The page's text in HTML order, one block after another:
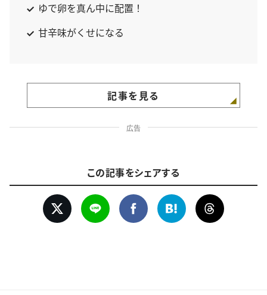
ゆで卵を真ん中に配置！
甘辛味がくせになる
記事を見る
広告
この記事をシェアする